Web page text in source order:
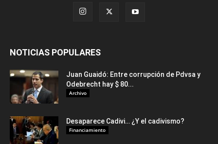
NOTICIAS POPULARES
Juan Guaidó: Entre corrupción de Pdvsa y
Odebrecht hay $ 80...
Archivo
Desaparece Cadivi… ¿Y el cadivismo?
Financiamiento